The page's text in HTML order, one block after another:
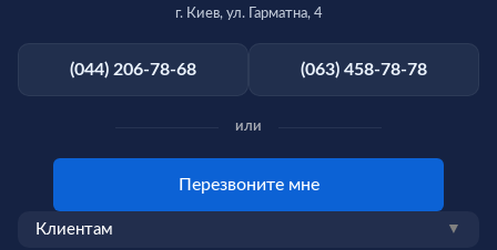
(044) 206-78-68 (063) 458-78-78
г. Киев, ул. Гарматна, 4
или
Перезвоните мне
Клиентам ▼